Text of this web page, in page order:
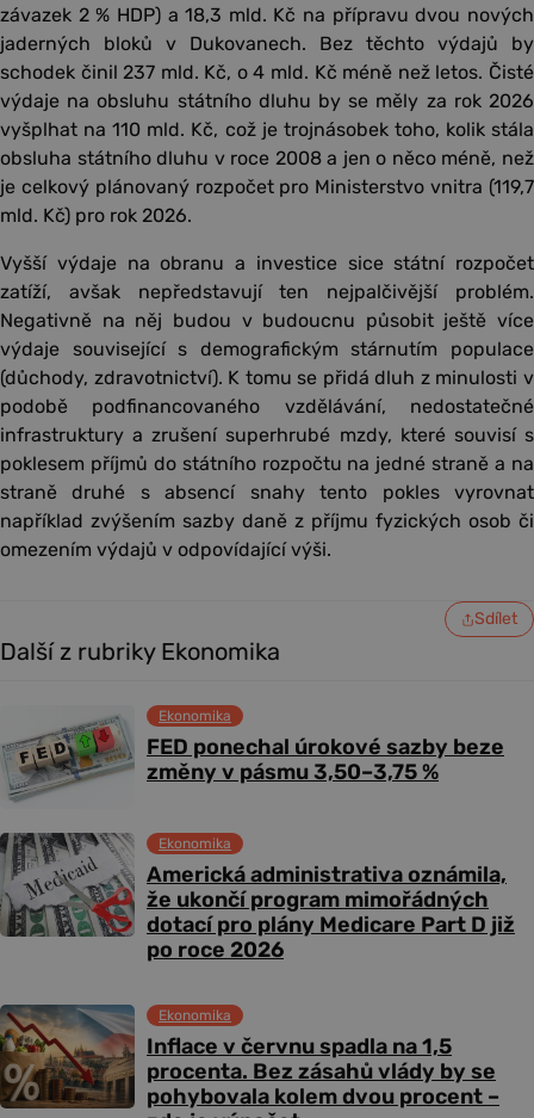
závazek 2 % HDP) a 18,3 mld. Kč na přípravu dvou nových
jaderných bloků v Dukovanech. Bez těchto výdajů by
schodek činil 237 mld. Kč, o 4 mld. Kč méně než letos. Čisté
výdaje na obsluhu státního dluhu by se měly za rok 2026
vyšplhat na 110 mld. Kč, což je trojnásobek toho, kolik stála
obsluha státního dluhu v roce 2008 a jen o něco méně, než
je celkový plánovaný rozpočet pro Ministerstvo vnitra (119,7
mld. Kč) pro rok 2026.
Vyšší výdaje na obranu a investice sice státní rozpočet
zatíží, avšak nepředstavují ten nejpalčivější problém.
Negativně na něj budou v budoucnu působit ještě více
výdaje související s demografickým stárnutím populace
(důchody, zdravotnictví). K tomu se přidá dluh z minulosti v
podobě podfinancovaného vzdělávání, nedostatečné
infrastruktury a zrušení superhrubé mzdy, které souvisí s
poklesem příjmů do státního rozpočtu na jedné straně a na
straně druhé s absencí snahy tento pokles vyrovnat
například zvýšením sazby daně z příjmu fyzických osob či
omezením výdajů v odpovídající výši.
Sdílet
Další z rubriky Ekonomika
FED ponechal úrokové sazby beze
změny v pásmu 3,50–3,75 %
Ekonomika
Americká administrativa oznámila,
že ukončí program mimořádných
dotací pro plány Medicare Part D již
po roce 2026
Ekonomika
Inflace v červnu spadla na 1,5
procenta. Bez zásahů vlády by se
pohybovala kolem dvou procent –
Ekonomika